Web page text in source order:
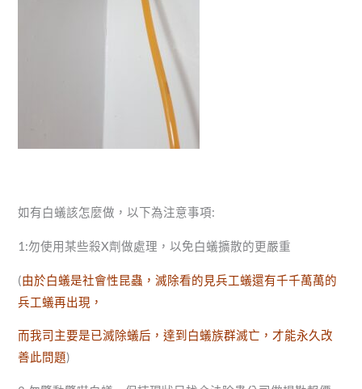
如有白蟻該怎麼做，以下為注意事項:
1:勿使用某些殺X劑做處理，以免白蟻擴散的更嚴重
(由於白蟻是社會性昆蟲，滅除看的見兵工蟻還有千千萬萬的
兵工蟻再出現，
而我司主要是已滅除蟻后，達到白蟻族群滅亡，才能永久改
善此問題)